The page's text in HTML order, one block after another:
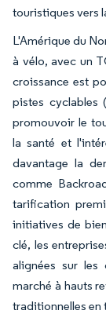
touristiques vers
L'Amérique du
à vélo, avec un
croissance est
pistes cyclables
promouvoir le
la santé et
davantage la
comme
tarification
initiatives de
clé, les
alignées sur les
marché à hauts
traditionnelles en